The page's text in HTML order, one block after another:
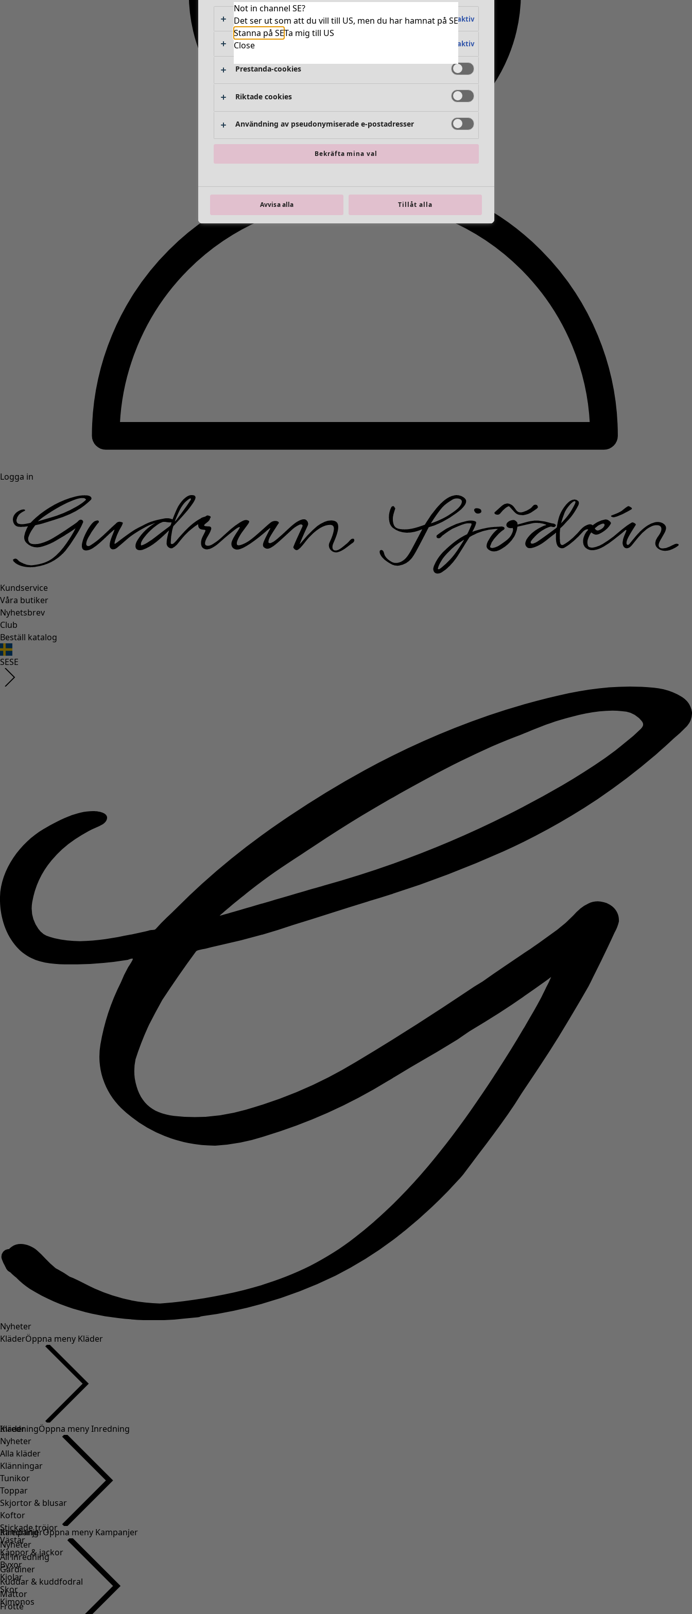
Logga in
Kundservice
Våra butiker
Nyhetsbrev
Club
Beställ katalog
SESE
Nyheter
KläderÖppna meny Kläder
Kläder
Nyheter
Alla kläder
Klänningar
Tunikor
Toppar
Skjortor & blusar
Koftor
Stickade tröjor
Västar
Kappor & jackor
Byxor
Kjolar
Skor
Kimonos
InredningÖppna meny Inredning
Inredning
Nyheter
All inredning
Gardiner
Kuddar & kuddfodral
Mattor
Frotté
KampanjerÖppna meny Kampanjer
Not in channel SE?
Det ser ut som att du vill till US, men du har hamnat på SE
Stanna på SETa mig till US
Close
Absolut nödvändiga cookies Alltid aktiv
Funktionella cookies Alltid aktiv
Prestanda-cookies
Riktade cookies
Användning av pseudonymiserade e-postadresser
Bekräfta mina val
Avvisa alla Tillåt alla